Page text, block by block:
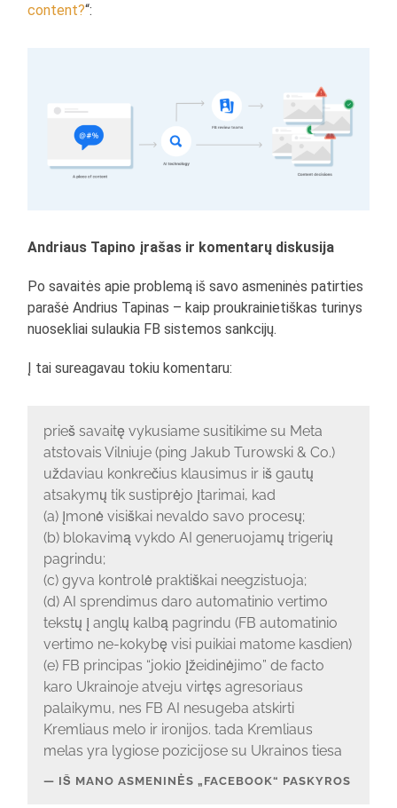
content?“:
Andriaus Tapino įrašas ir komentarų diskusija
Po savaitės apie problemą iš savo asmeninės patirties
parašė Andrius Tapinas – kaip proukrainietiškas turinys
nuosekliai sulaukia FB sistemos sankcijų.
Į tai sureagavau tokiu komentaru:
prieš savaitę vykusiame susitikime su Meta
atstovais Vilniuje (ping Jakub Turowski & Co.)
uždaviau konkrečius klausimus ir iš gautų
atsakymų tik sustiprėjo įtarimai, kad
(a) įmonė visiškai nevaldo savo procesų;
(b) blokavimą vykdo AI generuojamų trigerių
pagrindu;
(c) gyva kontrolė praktiškai neegzistuoja;
(d) AI sprendimus daro automatinio vertimo
tekstų į anglų kalbą pagrindu (FB automatinio
vertimo ne-kokybę visi puikiai matome kasdien)
(e) FB principas “jokio įžeidinėjimo” de facto
karo Ukrainoje atveju virtęs agresoriaus
palaikymu, nes FB AI nesugeba atskirti
Kremliaus melo ir ironijos. tada Kremliaus
melas yra lygiose pozicijose su Ukrainos tiesa
IŠ MANO ASMENINĖS „FACEBOOK“ PASKYROS